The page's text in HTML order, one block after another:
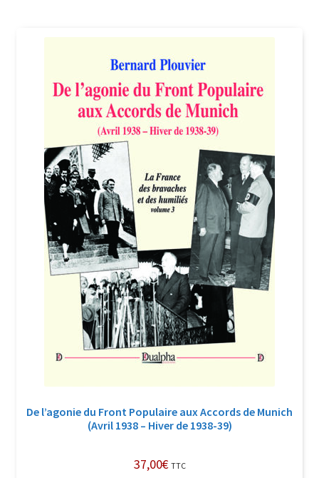
De l’agonie du Front Populaire aux Accords de Munich
(Avril 1938 – Hiver de 1938-39)
37,00€ TTC